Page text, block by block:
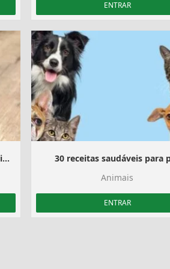
ENTRAR
30 Receitas, para seu animal de estimação
30 receitas saudáveis para
Animais
ENTRAR